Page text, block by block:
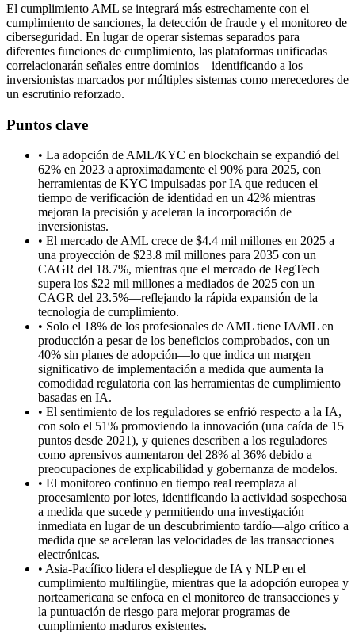
El cumplimiento AML se integrará más estrechamente con el
cumplimiento de sanciones, la detección de fraude y el monitoreo de
ciberseguridad. En lugar de operar sistemas separados para
diferentes funciones de cumplimiento, las plataformas unificadas
correlacionarán señales entre dominios—identificando a los
inversionistas marcados por múltiples sistemas como merecedores de
un escrutinio reforzado.
Puntos clave
• La adopción de AML/KYC en blockchain se expandió del
62% en 2023 a aproximadamente el 90% para 2025, con
herramientas de KYC impulsadas por IA que reducen el
tiempo de verificación de identidad en un 42% mientras
mejoran la precisión y aceleran la incorporación de
inversionistas.
• El mercado de AML crece de $4.4 mil millones en 2025 a
una proyección de $23.8 mil millones para 2035 con un
CAGR del 18.7%, mientras que el mercado de RegTech
supera los $22 mil millones a mediados de 2025 con un
CAGR del 23.5%—reflejando la rápida expansión de la
tecnología de cumplimiento.
• Solo el 18% de los profesionales de AML tiene IA/ML en
producción a pesar de los beneficios comprobados, con un
40% sin planes de adopción—lo que indica un margen
significativo de implementación a medida que aumenta la
comodidad regulatoria con las herramientas de cumplimiento
basadas en IA.
• El sentimiento de los reguladores se enfrió respecto a la IA,
con solo el 51% promoviendo la innovación (una caída de 15
puntos desde 2021), y quienes describen a los reguladores
como aprensivos aumentaron del 28% al 36% debido a
preocupaciones de explicabilidad y gobernanza de modelos.
• El monitoreo continuo en tiempo real reemplaza al
procesamiento por lotes, identificando la actividad sospechosa
a medida que sucede y permitiendo una investigación
inmediata en lugar de un descubrimiento tardío—algo crítico a
medida que se aceleran las velocidades de las transacciones
electrónicas.
• Asia-Pacífico lidera el despliegue de IA y NLP en el
cumplimiento multilingüe, mientras que la adopción europea y
norteamericana se enfoca en el monitoreo de transacciones y
la puntuación de riesgo para mejorar programas de
cumplimiento maduros existentes.